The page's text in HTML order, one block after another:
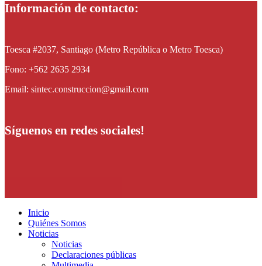
Información de contacto:
Toesca #2037, Santiago (Metro República o Metro Toesca)
Fono: +562 2635 2934
Email: sintec.construccion@gmail.com
Síguenos en redes sociales!
Inicio
Quiénes Somos
Noticias
Noticias
Declaraciones públicas